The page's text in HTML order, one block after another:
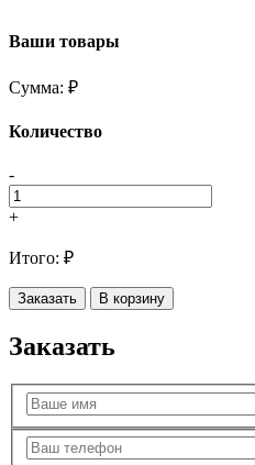
Ваши товары
Сумма: ₽
Количество
-
+
Итого: ₽
Заказать В корзину
Заказать